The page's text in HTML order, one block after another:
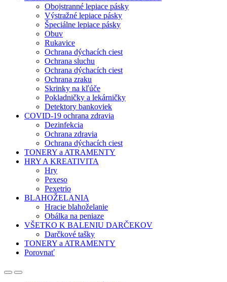
Obojstranné lepiace pásky
Výstražné lepiace pásky
Špeciálne lepiace pásky
Obuv
Rukavice
Ochrana dýchacích ciest
Ochrana sluchu
Ochrana dýchacích ciest
Ochrana zraku
Skrinky na kľúče
Pokladničky a lekárničky
Detektory bankoviek
COVID-19 ochrana zdravia
Dezinfekcia
Ochrana zdravia
Ochrana dýchacích ciest
TONERY a ATRAMENTY
HRY A KREATIVITA
Hry
Pexeso
Pexetrio
BLAHOŽELANIA
Hracie blahoželanie
Obálka na peniaze
VŠETKO K BALENIU DARČEKOV
Darčkové tašky
TONERY a ATRAMENTY
Porovnať
OpenClose